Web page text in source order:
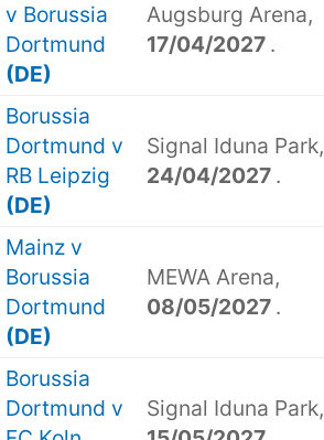
v Borussia
Dortmund
(DE)
Augsburg Arena,
17/04/2027 .
Borussia
Dortmund v
RB Leipzig
(DE)
Signal Iduna Park,
24/04/2027 .
Mainz v
Borussia
Dortmund
(DE)
MEWA Arena,
08/05/2027 .
Borussia
Dortmund v
Signal Iduna Park,